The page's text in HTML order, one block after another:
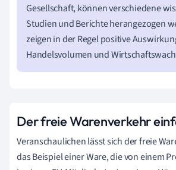
Gesellschaft, können verschiedene
Studien und Berichte herangezogen
zeigen in der Regel positive
Handelsvolumen und
Der freie Warenverkehr
Veranschaulichen lässt sich der freie
das Beispiel einer Ware, die von einem